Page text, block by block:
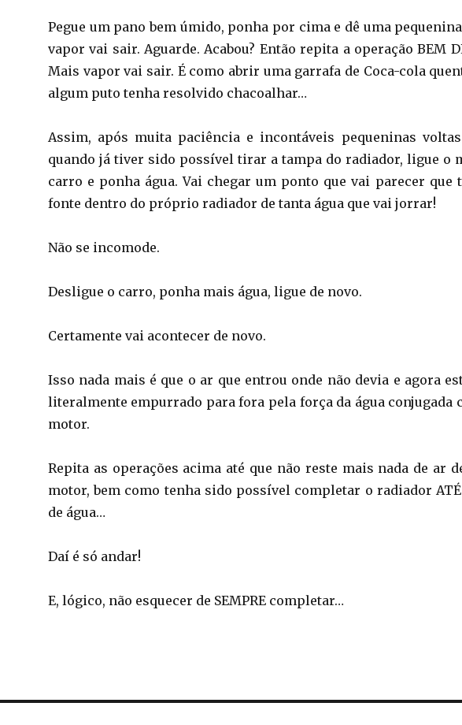
Pegue um pano bem úmido, ponha por cima e dê uma
vapor vai sair. Aguarde. Acabou? Então repita a operação BEM
Mais vapor vai sair. É como abrir uma garrafa de Coca-cola
algum puto tenha resolvido chacoalhar…
Assim, após muita paciência e incontáveis pequeninas
quando já tiver sido possível tirar a tampa do radiador, ligue o
carro e ponha água. Vai chegar um ponto que vai parecer que
fonte dentro do próprio radiador de tanta água que vai jorrar!
Não se incomode.
Desligue o carro, ponha mais água, ligue de novo.
Certamente vai acontecer de novo.
Isso nada mais é que o ar que entrou onde não devia e agora
literalmente empurrado para fora pela força da água conjugada
motor.
Repita as operações acima até que não reste mais nada de ar
motor, bem como tenha sido possível completar o radiador ATÉ
de água…
Daí é só andar!
E, lógico, não esquecer de SEMPRE completar…